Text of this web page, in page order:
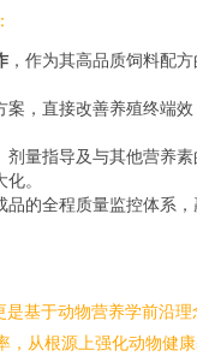
，作为其高品质饲料配
案，直接改善养殖终端效
剂量指导及与其他营养
。
品的全程质量监控体系
基于动物营养学前沿理
，从根源上强化动物健